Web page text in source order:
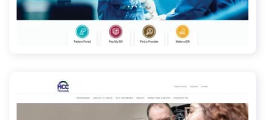
howardmemorial.com